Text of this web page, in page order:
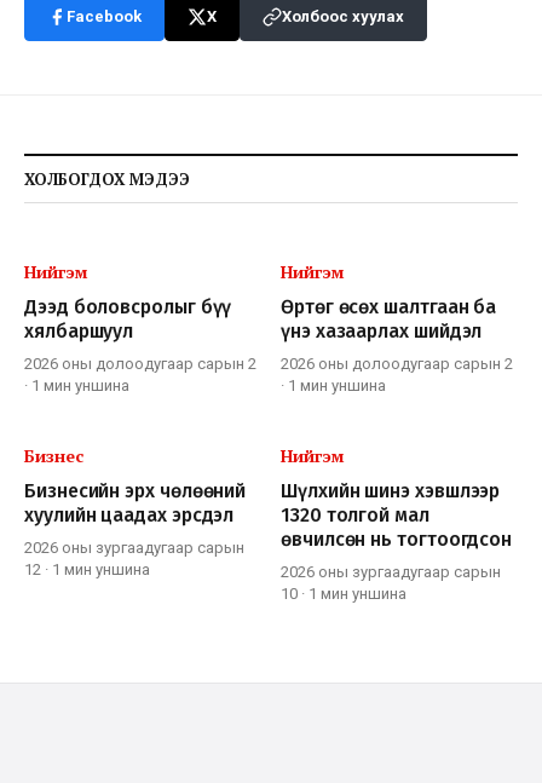
Facebook X Холбоос хуулах
ХОЛБОГДОХ МЭДЭЭ
Нийгэм
Дээд боловсролыг бүү
хялбаршуул
2026 оны долоодугаар сарын 2
· 1 мин уншина
Нийгэм
Өртөг өсөх шалтгаан ба
үнэ хазаарлах шийдэл
2026 оны долоодугаар сарын 2
· 1 мин уншина
Бизнес
Бизнесийн эрх чөлөөний
хуулийн цаадах эрсдэл
2026 оны зургаадугаар сарын
12 · 1 мин уншина
Нийгэм
Шүлхийн шинэ хэвшлээр
1320 толгой мал
өвчилсөн нь тогтоогдсон
2026 оны зургаадугаар сарын
10 · 1 мин уншина